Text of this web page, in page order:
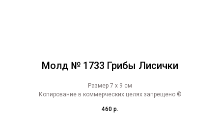
Молд № 1733 Грибы Лисички
Размер 7 х 9 см
Копирование в коммерческих целях запрещено ©
460 р.